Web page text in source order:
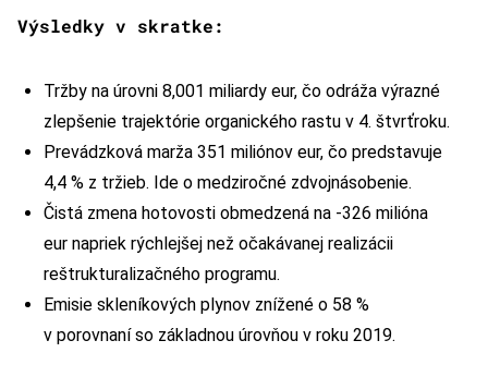
Výsledky v skratke:
Tržby na úrovni 8,001 miliardy eur, čo odráža výrazné
zlepšenie trajektórie organického rastu v 4. štvrťroku.
Prevádzková marža 351 miliónov eur, čo predstavuje
4,4 % z tržieb. Ide o medziročné zdvojnásobenie.
Čistá zmena hotovosti obmedzená na -326 milióna
eur napriek rýchlejšej než očakávanej realizácii
reštrukturalizačného programu.
Emisie skleníkových plynov znížené o 58 %
v porovnaní so základnou úrovňou v roku 2019.